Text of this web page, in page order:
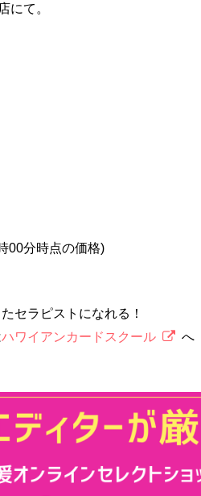
にて。
00分時点の価格)
たセラピストになれる！
ハワイアンカードスクール へ